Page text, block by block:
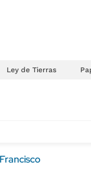
Ley de Tierras